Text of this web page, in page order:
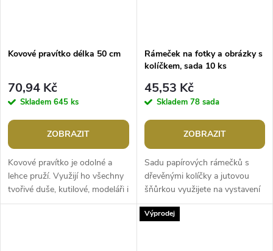
Kovové pravítko délka 50 cm
70,94 Kč
Skladem 645 ks
ZOBRAZIT
Kovové pravítko je odolné a
lehce pruží. Využijí ho všechny
tvořivé duše, kutilové, modeláři i
švadlenky. Je skvělé na rýsování
Rámeček na fotky a obrázky s
kolíčkem, sada 10 ks
45,53 Kč
Skladem 78 sada
ZOBRAZIT
Sadu papírových rámečků s
dřevěnými kolíčky a jutovou
šňůrkou využijete na vystavení
fotografií, pohlednic a malých
obrázků. Vyniknou v každém...
Výprodej